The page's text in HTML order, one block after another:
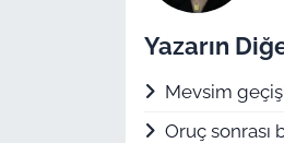
Yazarın
Mevsim
Oruç sonrası